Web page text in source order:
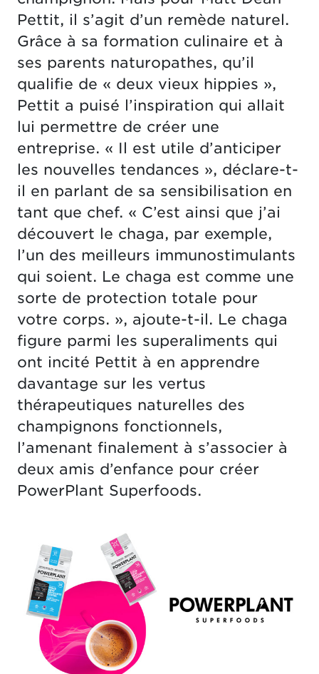
Pettit, il s’agit d’un remède naturel.
Grâce à sa formation culinaire et à
ses parents naturopathes, qu’il
qualifie de « deux vieux hippies »,
Pettit a puisé l’inspiration qui allait
lui permettre de créer une
entreprise. « Il est utile d’anticiper
les nouvelles tendances », déclare-t-
il en parlant de sa sensibilisation en
tant que chef. « C’est ainsi que j’ai
découvert le chaga, par exemple,
l’un des meilleurs immunostimulants
qui soient. Le chaga est comme une
sorte de protection totale pour
votre corps. », ajoute-t-il. Le chaga
figure parmi les superaliments qui
ont incité Pettit à en apprendre
davantage sur les vertus
thérapeutiques naturelles des
champignons fonctionnels,
l’amenant finalement à s’associer à
deux amis d’enfance pour créer
PowerPlant Superfoods.